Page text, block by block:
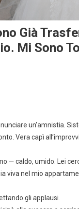
Già
Mi Sono
un’amnistia.
Vera capì
— caldo, umido. Lei
viva nel mio
gli applausi.